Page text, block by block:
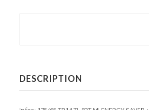
DESCRIPTION